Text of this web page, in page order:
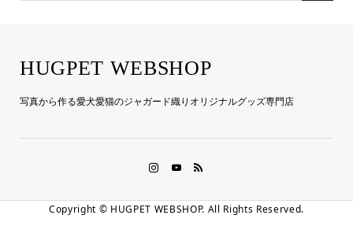
HUGPET WEBSHOP
写真から作る愛犬愛猫のジャガード織りオリジナルグッズ専門店
Copyright © HUGPET WEBSHOP. All Rights Reserved.